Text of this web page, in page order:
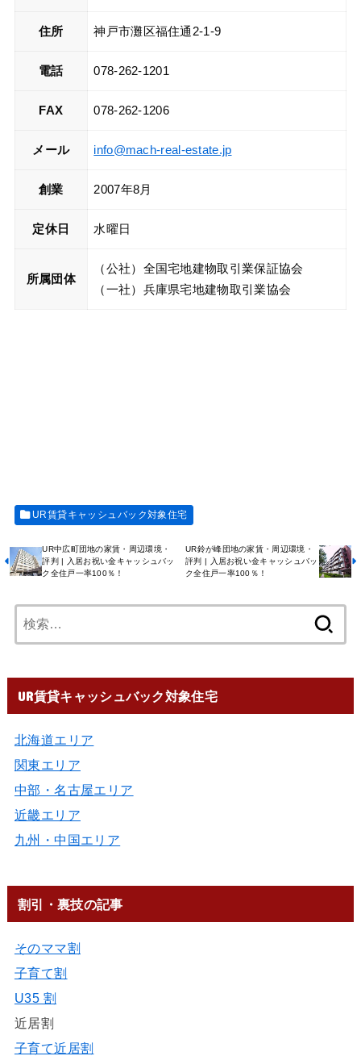
住所 神戸市灘区福住通2-1-9
電話 078-262-1201
FAX 078-262-1206
メール info@mach-real-estate.jp
創業 2007年8月
定休日 水曜日
所属団体
（公社）全国宅地建物取引業保証協会
（一社）兵庫県宅地建物取引業協会
UR賃貸キャッシュバック対象住宅
UR鈴が峰団地の家賃・周辺環境・
評判 | 入居お祝い金キャッシュバッ
ク全住戸一率100％！
UR中広町団地の家賃・周辺環境・
評判 | 入居お祝い金キャッシュバッ
ク全住戸一率100％！
UR賃貸キャッシュバック対象住宅
北海道エリア
関東エリア
中部・名古屋エリア
近畿エリア
九州・中国エリア
割引・裏技の記事
そのママ割
子育て割
U35 割
近居割
子育て近居割